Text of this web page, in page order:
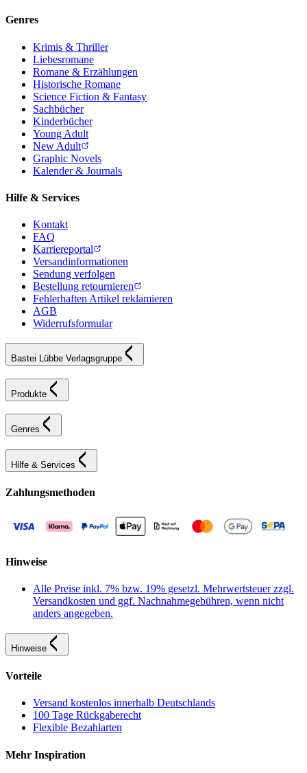
Genres
Krimis & Thriller
Liebesromane
Romane & Erzählungen
Historische Romane
Science Fiction & Fantasy
Sachbücher
Kinderbücher
Young Adult
New Adult
Graphic Novels
Kalender & Journals
Hilfe & Services
Kontakt
FAQ
Karriereportal
Versandinformationen
Sendung verfolgen
Bestellung retournieren
Fehlerhaften Artikel reklamieren
AGB
Widerrufsformular
Bastei Lübbe Verlagsgruppe
Produkte
Genres
Hilfe & Services
Zahlungsmethoden
Hinweise
Alle Preise inkl. 7% bzw. 19% gesetzl. Mehrwertsteuer zzgl.
Versandkosten und ggf. Nachnahmegebühren, wenn nicht
anders angegeben.
Hinweise
Vorteile
Versand kostenlos innerhalb Deutschlands
100 Tage Rückgaberecht
Flexible Bezahlarten
Mehr Inspiration